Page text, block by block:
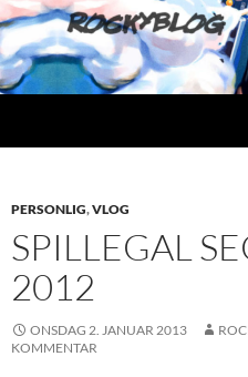
Hopp
til
innhold
PERSONLIG,VLOG
SPILLEGAL
2012
ONSDAG 2. JANUAR 2013
KOMMENTAR